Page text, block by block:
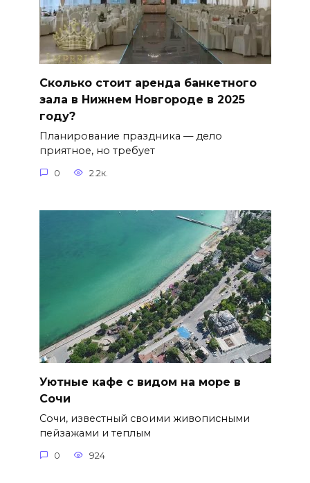
Сколько стоит аренда банкетного
зала в Нижнем Новгороде в 2025
году?
Планирование праздника — дело
приятное, но требует
0 2.2к.
Уютные кафе с видом на море в
Сочи
Сочи, известный своими живописными
пейзажами и теплым
0 924